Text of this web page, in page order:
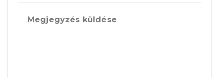
Megjegyzés küldése